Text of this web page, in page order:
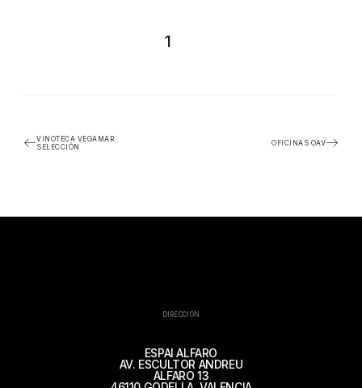
1
VINOTECA VEGAMAR
SELECCIÓN
OFICINAS OAV
DIRECCIÓN
ESPAI ALFARO
AV. ESCULTOR ANDREU
ALFARO 13